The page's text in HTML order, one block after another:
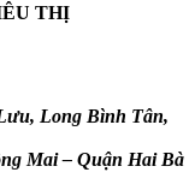
THỊ
Long Bình Tân,
Mai – Quận Hai Bà